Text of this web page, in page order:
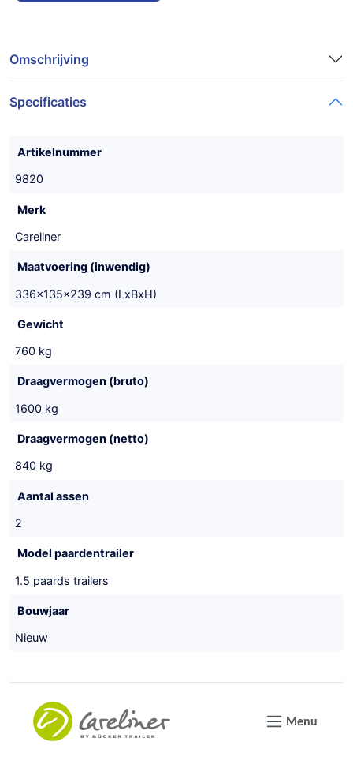
Omschrijving
Specificaties
Artikelnummer
9820
Merk
Careliner
Maatvoering (inwendig)
336x135x239 cm (LxBxH)
Gewicht
760 kg
Draagvermogen (bruto)
1600 kg
Draagvermogen (netto)
840 kg
Aantal assen
2
Model paardentrailer
1.5 paards trailers
Bouwjaar
Nieuw